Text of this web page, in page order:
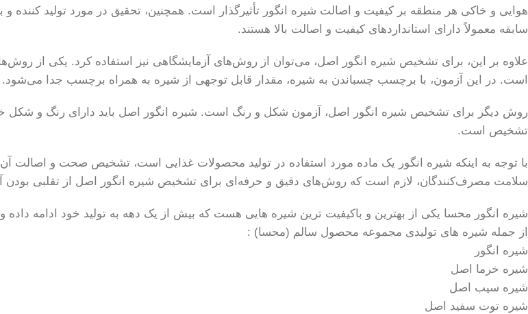
هوایی و خاکی هر منطقه بر کیفیت و اصالت شیره انگور تأثیرگذار است. همچنین، تحقیق در مورد تولید کننده
سابقه معمولاً دارای استانداردهای کیفیت و اصالت بالا هستند.
علاوه بر این، برای تشخیص شیره انگور اصل، می‌توان از روش‌های آزمایشگاهی نیز استفاده کرد. یکی از
است. در این آزمون، با برچسب چسباندن به شیره، مقدار قابل توجهی از شیره به همراه برچسب جدا
روش دیگر برای تشخیص شیره انگور اصل، آزمون شکل و رنگ است. شیره انگور اصل باید دارای رنگ و شکل
تشخیص است.
با توجه به اینکه شیره انگور یک ماده مورد استفاده در تولید محصولات غذایی است، تشخیص صحت و
سلامت مصرف‌کنندگان، لازم است که روش‌های دقیق و حرفه‌ای برای تشخیص شیره انگور اصل از تقلبی بودن
شیره انگور محسا یکی از بهترین و باکیفیت ترین شیره هایی هست که بیش از یک دهه به تولید خود ادامه داده و دارای طعم و مزه
از جمله شیره های تولیدی مجموعه محصول سالم (محسا) :
شیره انگور
شیره خرما اصل
شیره سیب اصل
شیره توت سفید اصل